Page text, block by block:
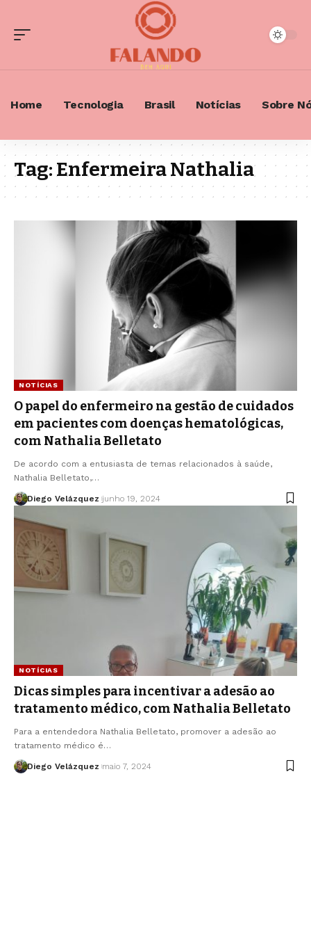
Home Tecnologia Brasil Notícias Sobre
Tag:Enfermeira Nathalia
NOTÍCIAS
O papel do enfermeiro na gestão de cuidados
em pacientes com doenças hematológicas,
com Nathalia Belletato
De acordo com a entusiasta de temas relacionados à saúde,
Nathalia Belletato,…
Diego Velázquez junho 19, 2024
NOTÍCIAS
Dicas simples para incentivar a adesão ao
tratamento médico, com Nathalia Belletato
Para a entendedora Nathalia Belletato, promover a adesão ao
tratamento médico é…
Diego Velázquez maio 7, 2024